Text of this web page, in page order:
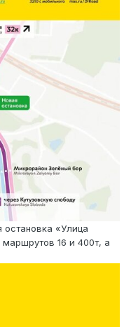
«Улица
16 и 400т, а